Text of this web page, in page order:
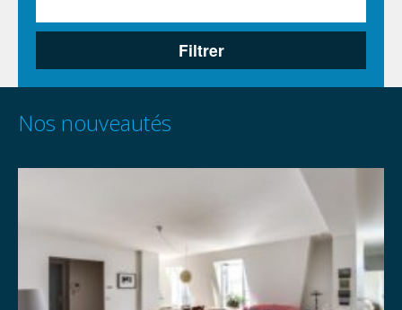
Filtrer
Nos nouveautés